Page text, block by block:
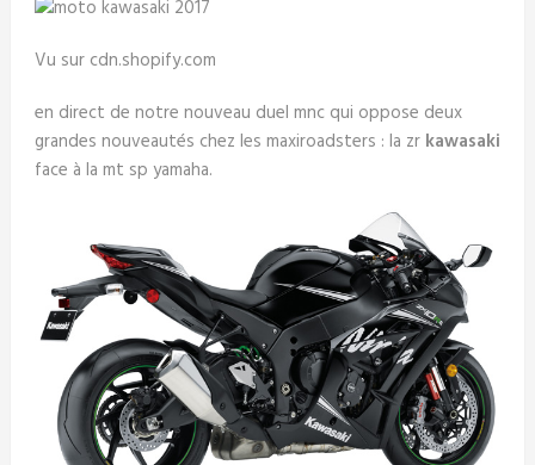
Vu sur cdn.shopify.com
en direct de notre nouveau duel mnc qui oppose deux
grandes nouveautés chez les maxiroadsters : la zr kawasaki
face à la mt sp yamaha.